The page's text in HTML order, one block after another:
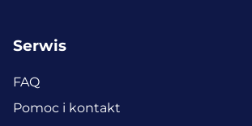
Serwis
FAQ
Pomoc i kontakt